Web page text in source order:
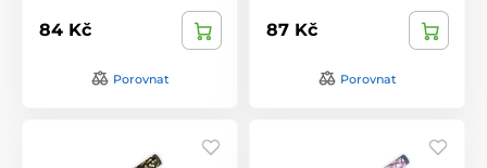
84 Kč
Porovnat
87 Kč
Porovnat